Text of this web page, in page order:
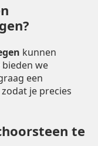
kunnen
we
een
je precies
te